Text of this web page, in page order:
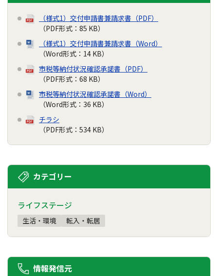
（様式1）交付申請書兼請求書（PDF）
（PDF形式：85 KB）
（様式1）交付申請書兼請求書（Word）
（Word形式：14 KB）
市税等納付状況確認承諾書（PDF）
（PDF形式：68 KB）
市税等納付状況確認承諾書（Word）
（Word形式：36 KB）
チラシ
（PDF形式：534 KB）
カテゴリー
ライフステージ
生活・環境 転入・転居
情報発信元